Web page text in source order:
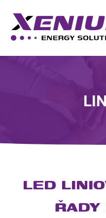
LED